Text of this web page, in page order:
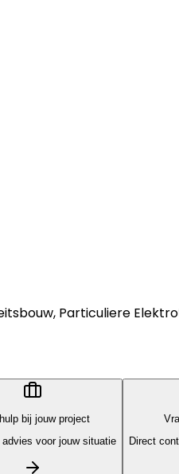
Particuliere
bij jouw project
advies voor jouw situatie
Direct